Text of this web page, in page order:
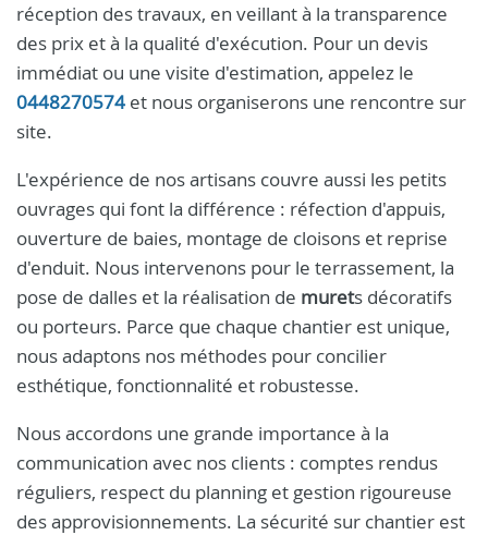
réception des travaux, en veillant à la transparence
des prix et à la qualité d'exécution. Pour un devis
immédiat ou une visite d'estimation, appelez le
0448270574 et nous organiserons une rencontre sur
site.
L'expérience de nos artisans couvre aussi les petits
ouvrages qui font la différence : réfection d'appuis,
ouverture de baies, montage de cloisons et reprise
d'enduit. Nous intervenons pour le terrassement, la
pose de dalles et la réalisation de murets décoratifs
ou porteurs. Parce que chaque chantier est unique,
nous adaptons nos méthodes pour concilier
esthétique, fonctionnalité et robustesse.
Nous accordons une grande importance à la
communication avec nos clients : comptes rendus
réguliers, respect du planning et gestion rigoureuse
des approvisionnements. La sécurité sur chantier est